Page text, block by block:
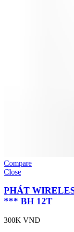
Compare
Close
PHÁT
*** BH 12T
300K VND